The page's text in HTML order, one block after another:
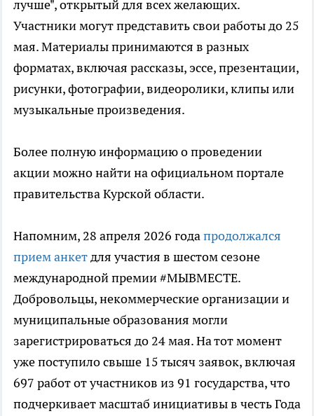
лучше", открытый для всех желающих.
Участники могут представить свои работы до 25
мая. Материалы принимаются в разных
форматах, включая рассказы, эссе, презентации,
рисунки, фотографии, видеоролики, клипы или
музыкальные произведения.
Более полную информацию о проведении
акции можно найти на официальном портале
правительства Курской области.
Напомним, 28 апреля 2026 годапродолжался
прием анкетдля участия в шестом сезоне
международной премии #МЫВМЕСТЕ.
Добровольцы, некоммерческие организации и
муниципальные образования могли
зарегистрироваться до 24 мая. На тот момент
уже поступило свыше 15 тысяч заявок, включая
697 работ от участников из 91 государства, что
подчеркивает масштаб инициативы в честь Года